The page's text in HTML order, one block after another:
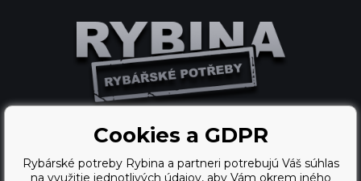
Ecommerce solutions
BINARGON.cz
Cookies a GDPR
Rybárské potreby Rybina a partneri potrebujú Váš súhlas
na využitie jednotlivých údajov, aby Vám okrem iného